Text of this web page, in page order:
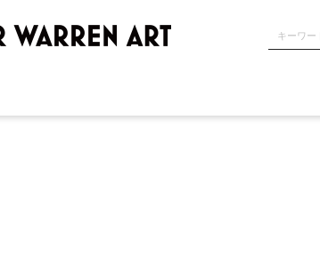
GREENROOM GALLERY